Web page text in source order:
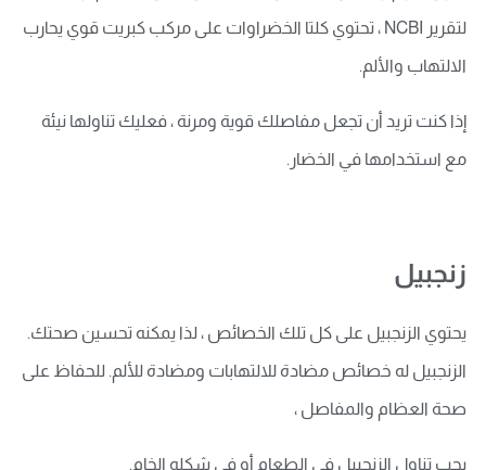
لتقرير NCBI ، تحتوي كلتا الخضراوات على مركب كبريت قوي يحارب
الالتهاب والألم.
إذا كنت تريد أن تجعل مفاصلك قوية ومرنة ، فعليك تناولها نيئة
مع استخدامها في الخضار.
زنجبيل
يحتوي الزنجبيل على كل تلك الخصائص ، لذا يمكنه تحسين صحتك.
الزنجبيل له خصائص مضادة للالتهابات ومضادة للألم. للحفاظ على
صحة العظام والمفاصل ،
يجب تناول الزنجبيل في الطعام أو في شكله الخام.